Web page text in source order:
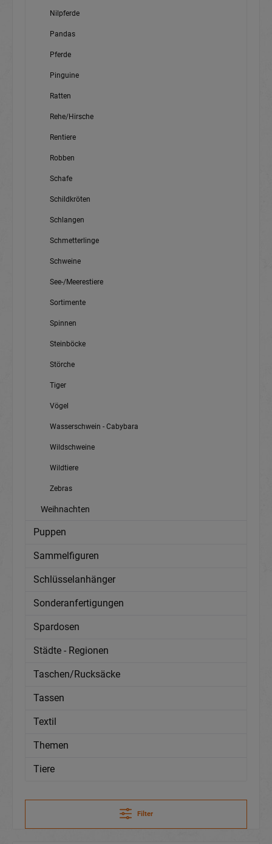
Nilpferde
Pandas
Pferde
Pinguine
Ratten
Rehe/Hirsche
Rentiere
Robben
Schafe
Schildkröten
Schlangen
Schmetterlinge
Schweine
See-/Meerestiere
Sortimente
Spinnen
Steinböcke
Störche
Tiger
Vögel
Wasserschwein - Cabybara
Wildschweine
Wildtiere
Zebras
Weihnachten
Puppen
Sammelfiguren
Schlüsselanhänger
Sonderanfertigungen
Spardosen
Städte - Regionen
Taschen/Rucksäcke
Tassen
Textil
Themen
Tiere
Filter